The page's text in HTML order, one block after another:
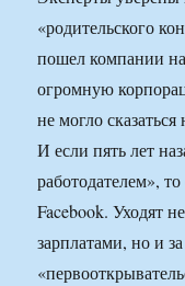
«родительского
пошел компании
огромную
не могло
И если пять лет
работодателем»,
Facebook. Уходят
зарплатами, но и